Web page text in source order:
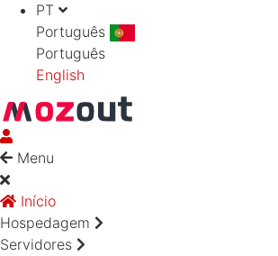
PT
Português
Português
English
Menu
Início
Hospedagem
Servidores